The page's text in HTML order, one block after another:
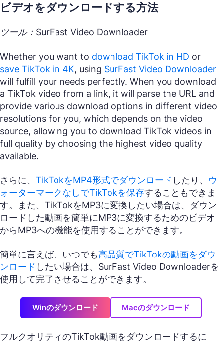
ビデオをダウンロードする方法
ツール：SurFast Video Downloader
Whether you want to download TikTok in HD or
save TikTok in 4K, using SurFast Video Downloader
will fulfill your needs perfectly. When you download
a TikTok video from a link, it will parse the URL and
provide various download options in different video
resolutions for you, which depends on the video
source, allowing you to download TikTok videos in
full quality by choosing the highest video quality
available.
さらに、 TikTokをMP4形式でダウンロード したり、 ウ
ォーターマークなしでTikTokを保存することもできま
す。また、TikTokをMP3に変換したい場合は、ダウン
ロードした動画を簡単にMP3に変換するためのビデオ
からMP3への機能を使用することができます。
簡単に言えば、いつでも高品質でTikTokの動画をダウ
ンロード したい場合は、SurFast Video Downloaderを
使用して完了させることができます。
Winのダウンロード Macのダウンロード
フルクオリティのTikTok動画をダウンロードするに